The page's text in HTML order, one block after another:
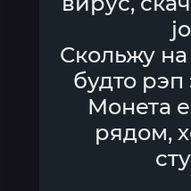
Скольжу
будто рэп
Монета
рядом,